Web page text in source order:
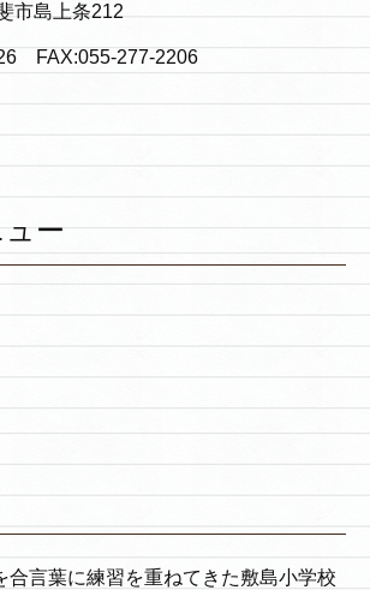
市島上条212
FAX:055-277-2206
ー
合言葉に練習を重ねてきた敷島小学校